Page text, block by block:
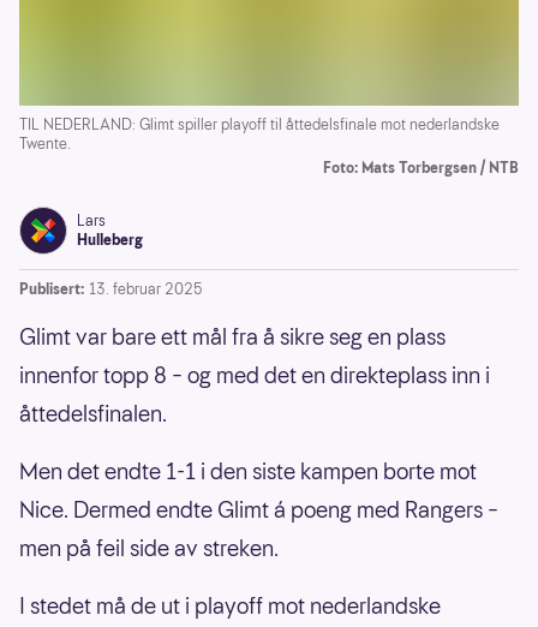
TIL NEDERLAND: Glimt spiller playoff til åttedelsfinale mot nederlandske
Twente.
Foto: Mats Torbergsen / NTB
Lars
Hulleberg
Publisert: 13. februar 2025
Glimt var bare ett mål fra å sikre seg en plass
innenfor topp 8 – og med det en direkteplass inn i
åttedelsfinalen.
Men det endte 1-1 i den siste kampen borte mot
Nice. Dermed endte Glimt á poeng med Rangers –
men på feil side av streken.
I stedet må de ut i playoff mot nederlandske